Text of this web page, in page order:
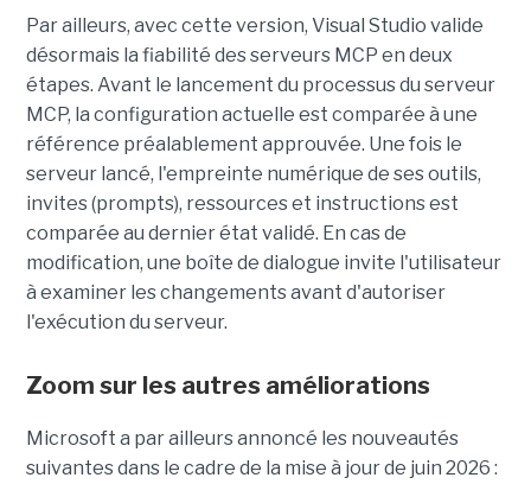
Par ailleurs, avec cette version, Visual Studio valide
désormais la fiabilité des serveurs MCP en deux
étapes. Avant le lancement du processus du serveur
MCP, la configuration actuelle est comparée à une
référence préalablement approuvée. Une fois le
serveur lancé, l'empreinte numérique de ses outils,
invites (prompts), ressources et instructions est
comparée au dernier état validé. En cas de
modification, une boîte de dialogue invite l'utilisateur
à examiner les changements avant d'autoriser
l'exécution du serveur.
Zoom sur les autres améliorations
Microsoft a par ailleurs annoncé les nouveautés
suivantes dans le cadre de la mise à jour de juin 2026 :